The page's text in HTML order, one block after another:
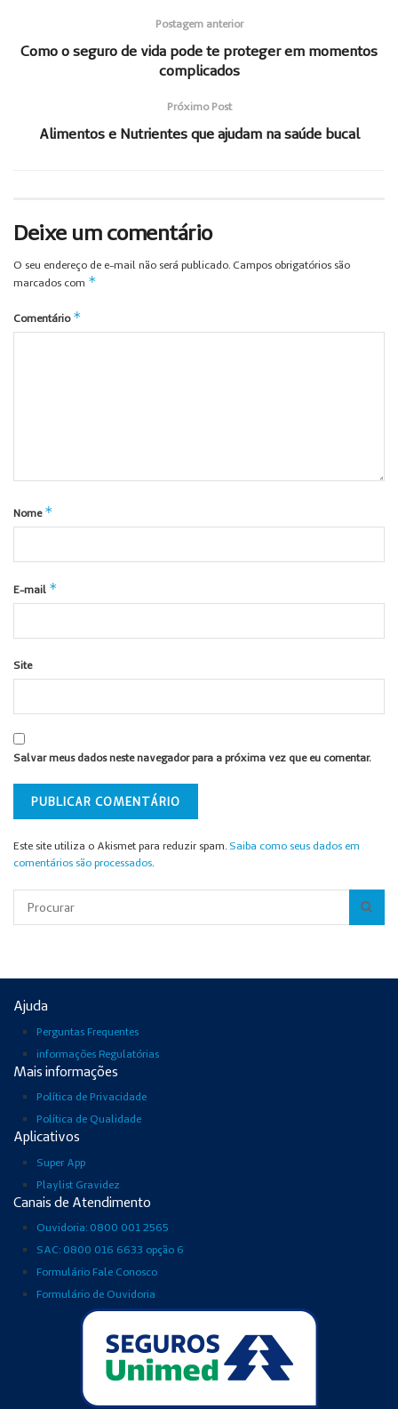
Postagem anterior
Como o seguro de vida pode te proteger em momentos
complicados
Próximo Post
Alimentos e Nutrientes que ajudam na saúde bucal
Deixe um comentário
O seu endereço de e-mail não será publicado. Campos obrigatórios são
marcados com *
Comentário *
Nome *
E-mail *
Site
Salvar meus dados neste navegador para a próxima vez que eu comentar.
Este site utiliza o Akismet para reduzir spam. Saiba como seus dados em
comentários são processados.
Ajuda
Perguntas Frequentes
informações Regulatórias
Mais informações
Política de Privacidade
Política de Qualidade
Aplicativos
Super App
Playlist Gravidez
Canais de Atendimento
Ouvidoria: 0800 001 2565
SAC: 0800 016 6633 opção 6
Formulário Fale Conosco
Formulário de Ouvidoria